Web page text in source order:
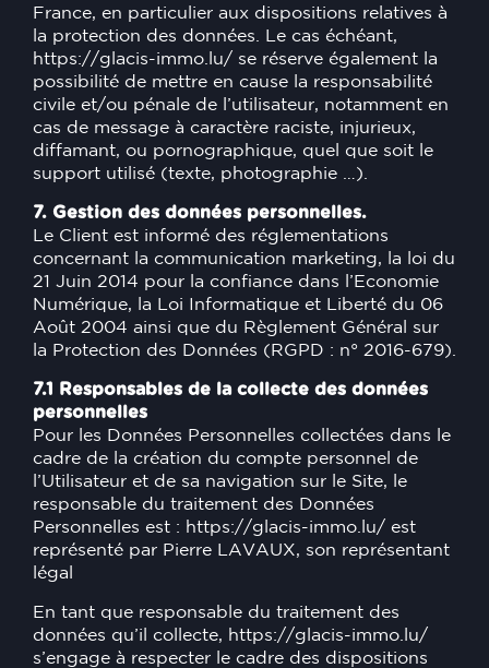
France, en particulier aux dispositions relatives à
la protection des données. Le cas échéant,
https://glacis-immo.lu/ se réserve également la
possibilité de mettre en cause la responsabilité
civile et/ou pénale de l’utilisateur, notamment en
cas de message à caractère raciste, injurieux,
diffamant, ou pornographique, quel que soit le
support utilisé (texte, photographie …).
7. Gestion des données personnelles.
Le Client est informé des réglementations
concernant la communication marketing, la loi du
21 Juin 2014 pour la confiance dans l’Economie
Numérique, la Loi Informatique et Liberté du 06
Août 2004 ainsi que du Règlement Général sur
la Protection des Données (RGPD : n° 2016-679).
7.1 Responsables de la collecte des données
personnelles
Pour les Données Personnelles collectées dans le
cadre de la création du compte personnel de
l’Utilisateur et de sa navigation sur le Site, le
responsable du traitement des Données
Personnelles est : https://glacis-immo.lu/ est
représenté par Pierre LAVAUX, son représentant
légal
En tant que responsable du traitement des
données qu’il collecte, https://glacis-immo.lu/
s’engage à respecter le cadre des dispositions